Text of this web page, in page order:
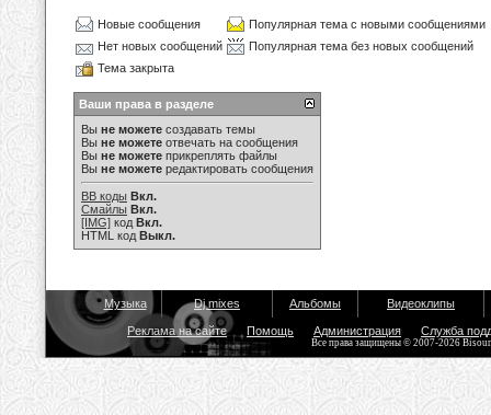
Новые сообщения
Популярная тема с новыми сообщениями
Нет новых сообщений
Популярная тема без новых сообщений
Тема закрыта
Ваши права в разделе
Вы не можете создавать темы
Вы не можете отвечать на сообщения
Вы не можете прикреплять файлы
Вы не можете редактировать сообщения
BB коды Вкл.
Смайлы Вкл.
[IMG] код Вкл.
HTML код Выкл.
Музыка Dj mixes Альбомы Видеоклипы
Реклама на сайте Помощь Администрация Служба
Все права защищены © 2007-2026